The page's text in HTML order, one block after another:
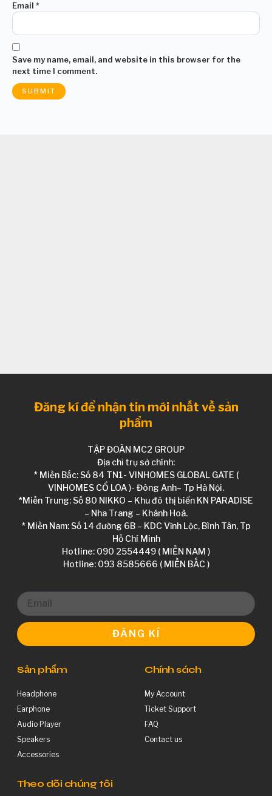
Email *
Save my name, email, and website in this browser for the
next time I comment.
Đăng kí để nhận tin mới nhất về sản
phẩm
TẬP ĐOÀN MC2 GROUP
Địa chỉ trụ sở chính:
* Miền Bắc: Số 84 TN1- VINHOMES GLOBAL GATE (
VINHOMES CỔ LOA )- Đông Anh– Tp Hà Nội.
*Miền Trung: Số 80 NIKKO – Khu đô thị biển KN PARADISE
– Nha Trang – Khánh Hoà.
* Miền Nam: Số 14 đường 6B – KDC Vĩnh Lộc, Bình Tân, Tp
Hồ Chí Minh
Hotline: 090 2554449 ( MIỀN NAM )
Hotline: 093 8585666 ( MIỀN BẮC )
ĐĂNG KÍ
Sản phẩm
Headphone
Earphone
Audio Player
Speakers
Accessories
Chính sách
My Account
Ticket Support
FAQ
Contact us
Theo dõi chúng tôi